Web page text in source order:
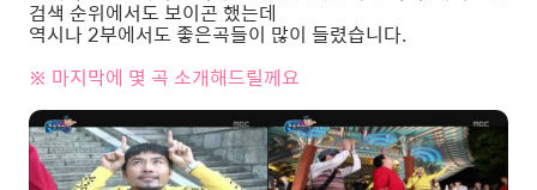
검색 순위에서도 보이곤 했는데
역시나 2부에서도 좋은곡들이 많이 들렸습니다.
※ 마지막에 몇 곡 소개해드릴께요